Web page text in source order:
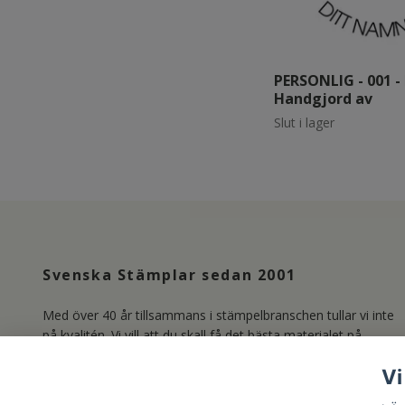
PERSONLIG - 001
Handgjord av
Slut i lager
Svenska Stämplar sedan 2001
Med över 40 år tillsammans i stämpelbranschen tullar vi inte
på kvalitén. Vi vill att du skall få det bästa materialet på
Photopolymer. Läs mer om oss under länken Kundservice.